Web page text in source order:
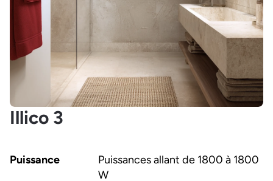
Illico 3
Puissance
Puissances allant de 1800 à 1800
W